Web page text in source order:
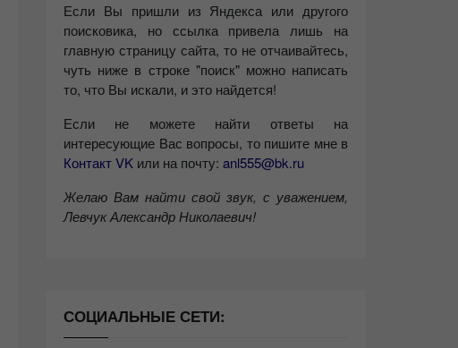
Если Вы пришли из Яндекса или другого
поисковика, но ссылка привела лишь на
главную страницу сайта, то не отчаивайтесь,
чуть ниже в строке "поиск" можно написать
то, что Вы искали, и это найдется!
Если не можете найти ответы на
интересующие Вас вопросы, то пишите мне в
Контакт VK или на почту: anl555@bk.ru
Желаю Вам найти свой звук, с уважением,
Левчук Александр Николаевич!
СОЦИАЛЬНЫЕ СЕТИ: